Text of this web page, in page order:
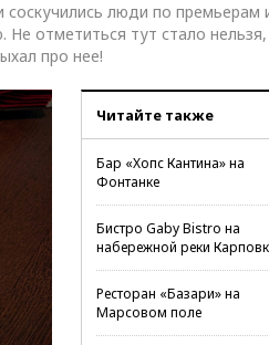
люди по премьерам
отметиться тут стало нельзя,
про нее!
Читайте также
Бар «Хопс Кантина» на
Фонтанке
Бистро Gaby Bistro на
набережной реки
Ресторан «Базари» на
Марсовом поле